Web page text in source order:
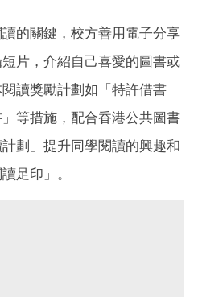
的關鍵，校方善用電子分享
片，介紹自己喜愛的圖書或
讀獎勵計劃如「特許借書
等措施，配合香港公共圖書
劃」提升同學閱讀的興趣和
足印」。